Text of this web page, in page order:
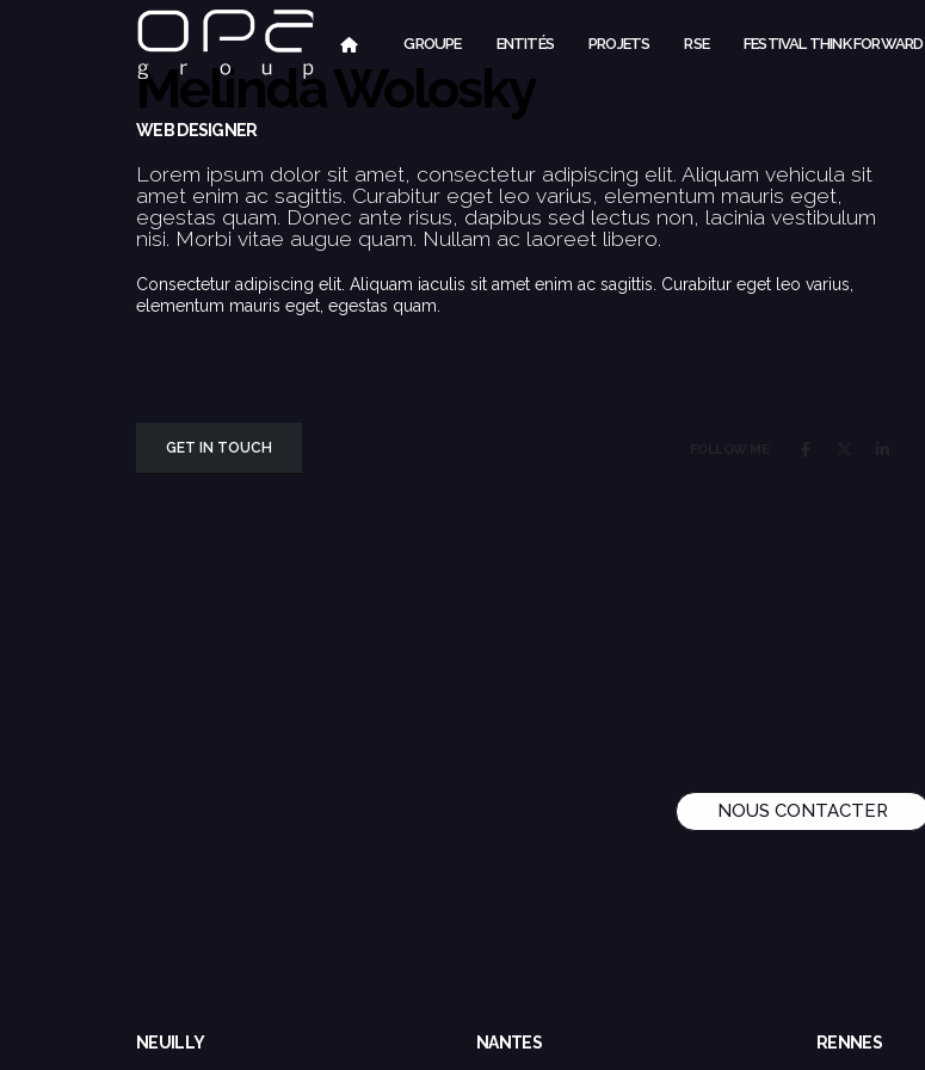
GROUPE ENTITÉS PROJETS RSE FESTIVAL THINK FORWARD
Melinda Wolosky
WEB DESIGNER
Lorem ipsum dolor sit amet, consectetur adipiscing elit. Aliquam vehicula sit
amet enim ac sagittis. Curabitur eget leo varius, elementum mauris eget,
egestas quam. Donec ante risus, dapibus sed lectus non, lacinia vestibulum
nisi. Morbi vitae augue quam. Nullam ac laoreet libero.
Consectetur adipiscing elit. Aliquam iaculis sit amet enim ac sagittis. Curabitur eget leo varius,
elementum mauris eget, egestas quam.
GET IN TOUCH
NOUS CONTACTER
NEUILLY NANTES RENNES